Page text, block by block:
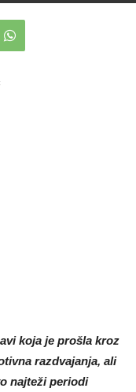
koja je prošla kroz
razdvajanja, ali
najteži periodi